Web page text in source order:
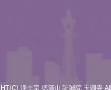
浄土宗 徳清山 証誠院 玉圓寺